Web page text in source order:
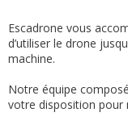
Escadrone vous
d’utiliser le drone
machine.
Notre équipe
votre disposition pour